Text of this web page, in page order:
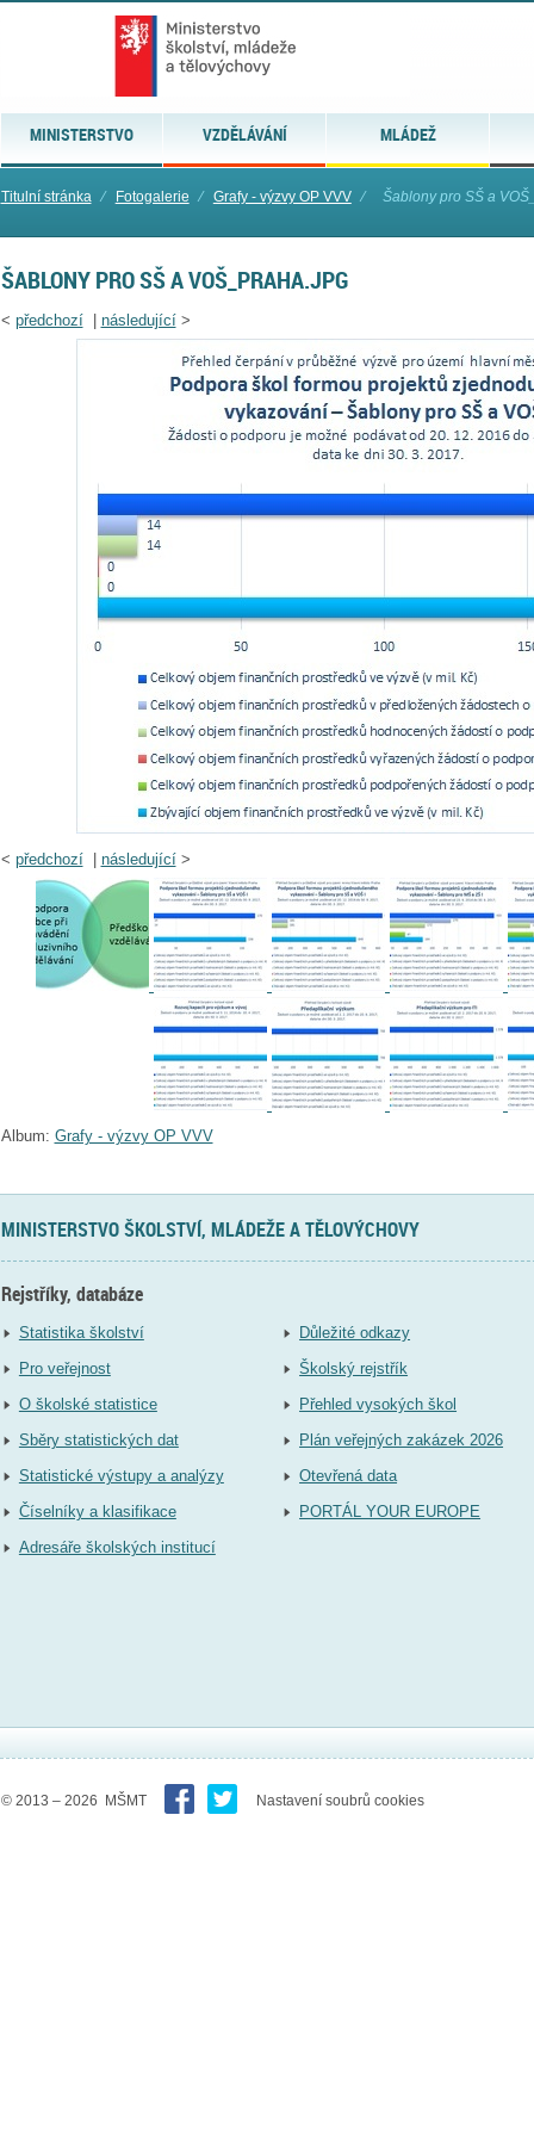
MINISTERSTVO VZDĚLÁVÁNÍ MLÁDEŽ
Titulní stránka ⁄ Fotogalerie ⁄ Grafy - výzvy OP VVV ⁄ Šablony pro SŠ a
ŠABLONY PRO SŠ A VOŠ_PRAHA.JPG
< předchozí| následující>
< předchozí| následující>
Album: Grafy - výzvy OP VVV
MINISTERSTVO ŠKOLSTVÍ, MLÁDEŽE A TĚLOVÝCHOVY
Rejstříky, databáze
Statistika školství
Pro veřejnost
O školské statistice
Sběry statistických dat
Statistické výstupy a analýzy
Číselníky a klasifikace
Adresáře školských institucí
Důležité odkazy
Školský rejstřík
Přehled vysokých škol
Plán veřejných zakázek 2026
Otevřená data
PORTÁL YOUR EUROPE
© 2013 – 2026 MŠMT Nastavení soubrů cookies